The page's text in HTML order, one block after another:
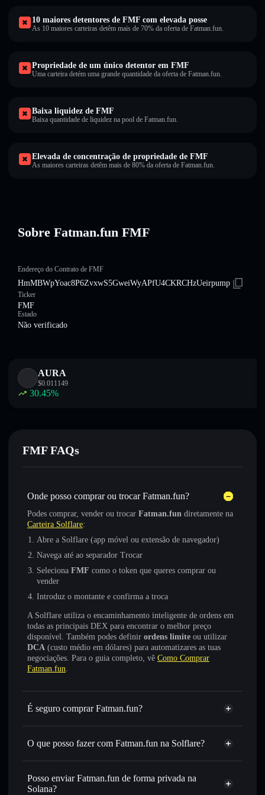
10 maiores detentores de FMF com elevada posse
As 10 maiores carteiras detêm mais de 70% da oferta de Fatman.fun.
Propriedade de um único detentor em FMF
Uma carteira detém uma grande quantidade da oferta de Fatman.fun.
Baixa liquidez de FMF
Baixa quantidade de liquidez na pool de Fatman.fun.
Elevada de concentração de propriedade de FMF
As maiores carteiras detêm mais de 80% da oferta de Fatman.fun.
Sobre Fatman.fun FMF
Endereço do Contrato de FMF
HmMBWpYoac8P6ZvxwS5GweiWyAPfU4CKRCHzUeirpump
Ticker
FMF
Estado
Não verificado
AURA
$0.011149
30.45%
FMF FAQs
Onde posso comprar ou trocar Fatman.fun?
Podes comprar, vender ou trocar Fatman.fun diretamente na
Carteira Solflare:
Abre a Solflare (app móvel ou extensão de navegador)
Navega até ao separador Trocar
Seleciona FMF como o token que queres comprar ou
vender
Introduz o montante e confirma a troca
A Solflare utiliza o encaminhamento inteligente de ordens em
todas as principais DEX para encontrar o melhor preço
disponível. Também podes definir ordens limite ou utilizar
DCA (custo médio em dólares) para automatizares as tuas
negociações. Para o guia completo, vê Como Comprar
Fatman.fun.
É seguro comprar Fatman.fun?
Fatman.fun não está verificado
O que posso fazer com Fatman.fun na Solflare?
Fatman.fun
Carteira Solflare
Trocar instantaneamente— trocar FMF por SOL, USDC
ou milhares de outros tokens Solana com encaminhamento
Posso enviar Fatman.fun de forma privada na
Solana?